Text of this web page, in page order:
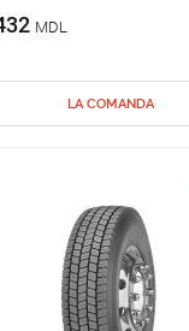
MDL
LA COMANDA